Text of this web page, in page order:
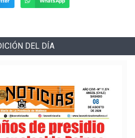
DEL DÍA